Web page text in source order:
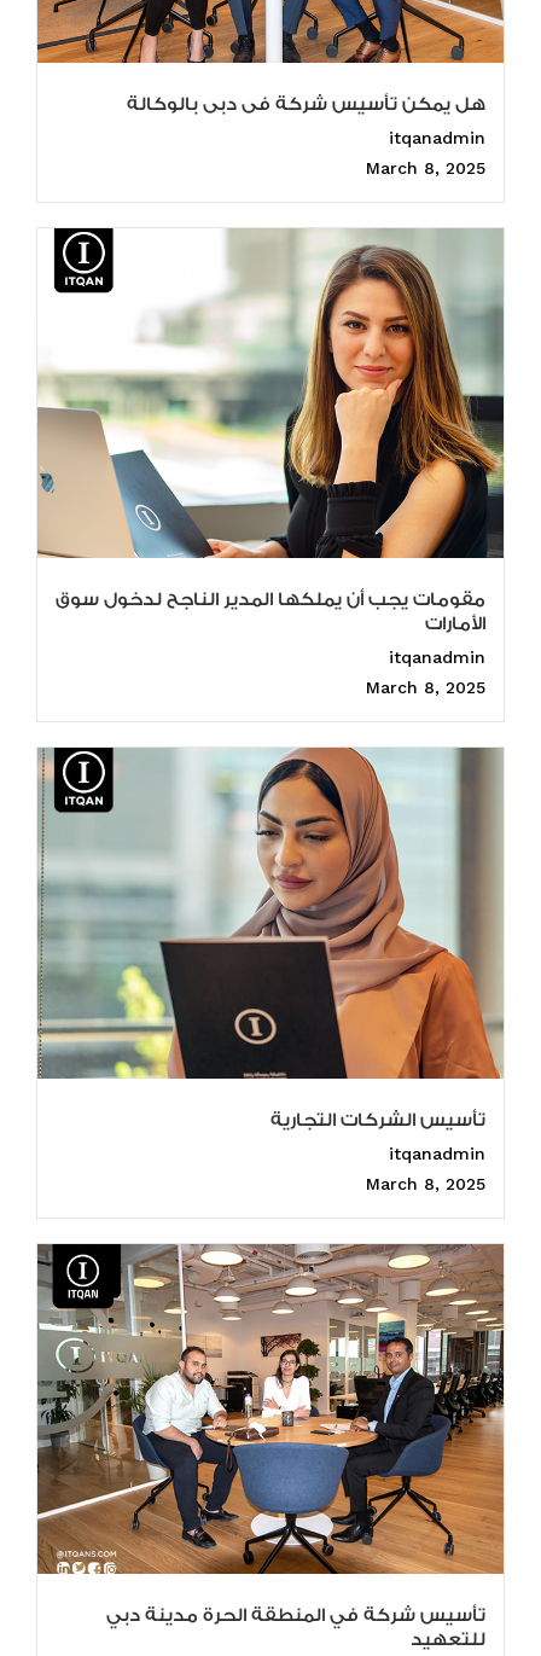
هل يمكن تأسيس شركة فى دبى بالوكالة
itqanadmin
March 8, 2025
مقومات يجب أن يملكها المدير الناجح لدخول سوق
الأمارات
itqanadmin
March 8, 2025
تأسيس الشركات التجارية
itqanadmin
March 8, 2025
تأسيس شركة في المنطقة الحرة مدينة دبي
للتعهيد